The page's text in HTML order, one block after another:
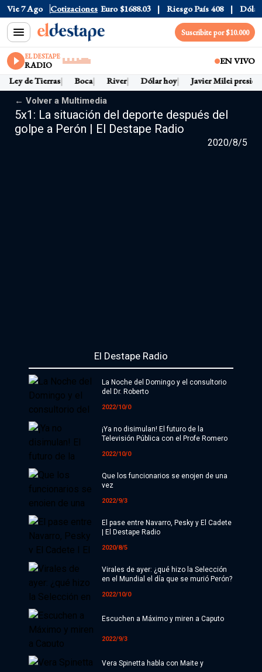
Vie 7 Ago Cotizaciones
Dólar CCL $1580.7 Euro $1688.03 Riesgo País 408 Dólar
Suscribite por $10.000
EL DESTAPE
RADIO
EN VIVO
Ley de Tierras
Boca River Dólar hoy Javier Milei
← Volver a Multimedia
5x1: La situación del deporte después del
golpe a Perón | El Destape Radio
2020/8/5
El Destape Radio
La Noche del Domingo y el consultorio
del Dr. Roberto
2022/10/0
¡Ya no disimulan! El futuro de la
Televisión Pública con el Profe Romero
2022/10/0
Que los funcionarios se enojen de una
vez
2022/9/3
El pase entre Navarro, Pesky y El Cadete
| El Destape Radio
2020/8/5
Virales de ayer: ¿qué hizo la Selección
en el Mundial el día que se murió Perón?
2022/10/0
Escuchen a Máximo y miren a Caputo
2022/9/3
Vera Spinetta habla con Maite y